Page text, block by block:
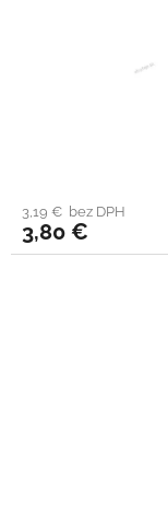
3,19 € bez DPH
3,80 €